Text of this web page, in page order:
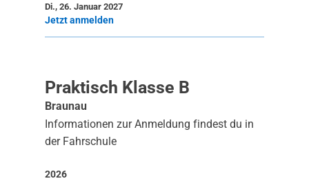
Jetzt anmelden
Di., 26. Januar 2027
Praktisch Klasse B
Braunau
Informationen zur Anmeldung findest du in
der Fahrschule
2026